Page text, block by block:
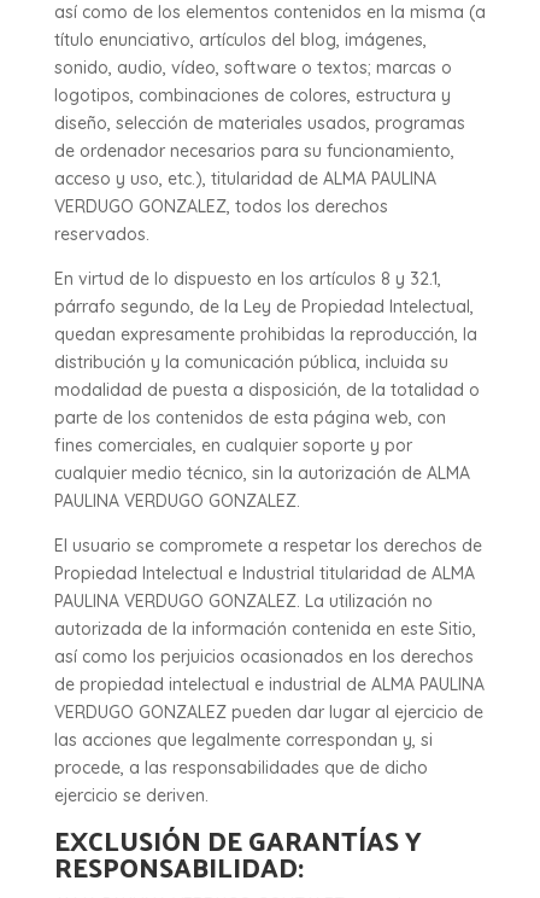
así como de los elementos contenidos en la misma (a
título enunciativo, artículos del blog, imágenes,
sonido, audio, vídeo, software o textos; marcas o
logotipos, combinaciones de colores, estructura y
diseño, selección de materiales usados, programas
de ordenador necesarios para su funcionamiento,
acceso y uso, etc.), titularidad de ALMA PAULINA
VERDUGO GONZALEZ, todos los derechos
reservados.
En virtud de lo dispuesto en los artículos 8 y 32.1,
párrafo segundo, de la Ley de Propiedad Intelectual,
quedan expresamente prohibidas la reproducción, la
distribución y la comunicación pública, incluida su
modalidad de puesta a disposición, de la totalidad o
parte de los contenidos de esta página web, con
fines comerciales, en cualquier soporte y por
cualquier medio técnico, sin la autorización de ALMA
PAULINA VERDUGO GONZALEZ.
El usuario se compromete a respetar los derechos de
Propiedad Intelectual e Industrial titularidad de ALMA
PAULINA VERDUGO GONZALEZ. La utilización no
autorizada de la información contenida en este Sitio,
así como los perjuicios ocasionados en los derechos
de propiedad intelectual e industrial de ALMA PAULINA
VERDUGO GONZALEZ pueden dar lugar al ejercicio de
las acciones que legalmente correspondan y, si
procede, a las responsabilidades que de dicho
ejercicio se deriven.
EXCLUSIÓN DE GARANTÍAS Y
RESPONSABILIDAD: